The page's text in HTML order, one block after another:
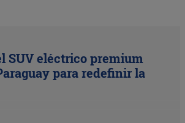
SUV eléctrico premium
para redefinir la